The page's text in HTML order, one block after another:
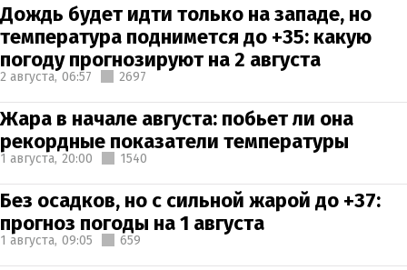
Дождь будет идти только на западе, но
температура поднимется до +35: какую
погоду прогнозируют на 2 августа
2 августа, 06:57 2697
Жара в начале августа: побьет ли она
рекордные показатели температуры
1 августа, 20:00 1540
Без осадков, но с сильной жарой до +37:
прогноз погоды на 1 августа
1 августа, 09:05 659